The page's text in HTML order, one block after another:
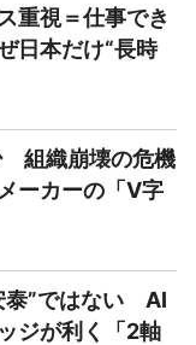
重視＝仕事でき
日本だけ“長時
組織崩壊の危機
ーカーの「V字
泰”ではない AI
ジが利く「2軸